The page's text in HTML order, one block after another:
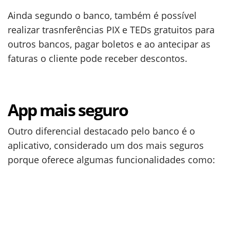
Ainda segundo o banco, também é possível
realizar trasnferências PIX e TEDs gratuitos para
outros bancos, pagar boletos e ao antecipar as
faturas o cliente pode receber descontos.
App mais seguro
Outro diferencial destacado pelo banco é o
aplicativo, considerado um dos mais seguros
porque oferece algumas funcionalidades como: